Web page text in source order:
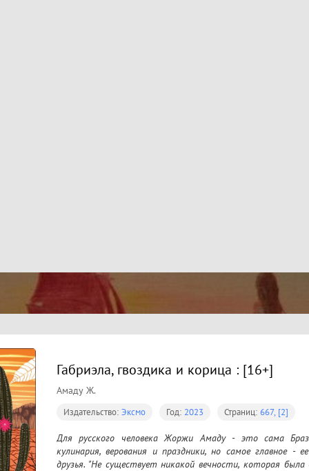
Габриэла, гвоздика и корица : [16+]
Амаду Ж.
Издательство: Эксмо Год: 2023 Страниц: 667, [2]
Для русского человека Жоржи Амаду - это сама
кулинария, верования и праздники, но самое главное -
друзья. "Не существует никакой вечности, которая была